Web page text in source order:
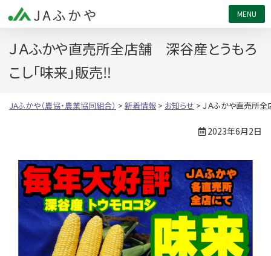
ＪＡふかや直売所全店舗 深谷産とうもろ
こし「味来」販売‼
JAふかや（農協・農業協同組合） > 新着情報 > お知らせ > ＪＡふかや直売所
2023年6月2日